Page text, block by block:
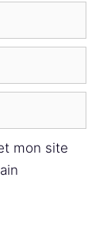
mon site